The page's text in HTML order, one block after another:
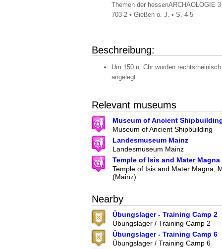
Themen der hessenARCHÄOLOGIE
703-2 • Gießen o. J. • S. 4-5
Beschreibung:
Um 150 n. Chr wurden
angelegt.
Relevant museums
Museum of Ancient
Museum of Ancient Shipbuilding
Landesmuseum Mainz
Landesmuseum Mainz
Temple of Isis and Mater Magna
Temple of Isis and Mater Magna,
(Mainz)
Nearby
Übungslager - Training Camp 2
Übungslager / Training Camp 2
Übungslager - Training Camp 6
Übungslager / Training Camp 6